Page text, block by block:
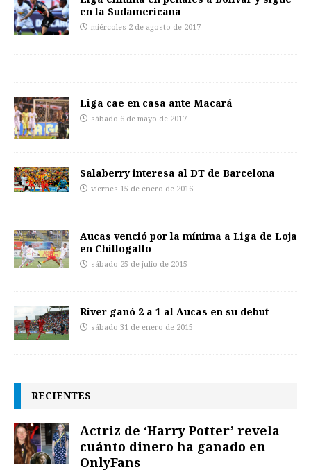
en la Sudamericana
miércoles 2 de agosto de 2017
Liga cae en casa ante Macará
sábado 6 de mayo de 2017
Salaberry interesa al DT de Barcelona
viernes 15 de enero de 2016
Aucas venció por la mínima a Liga de Loja
en Chillogallo
sábado 25 de julio de 2015
River ganó 2 a 1 al Aucas en su debut
sábado 31 de enero de 2015
RECIENTES
Actriz de ‘Harry Potter’ revela
cuánto dinero ha ganado en
OnlyFans